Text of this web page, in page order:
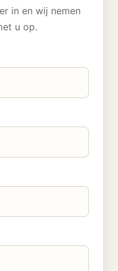
in en wij nemen
u op.